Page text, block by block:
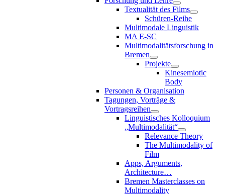
Textualität des Films
Schüren-Reihe
Multimodale Linguistik
MA E-SC
Multimodalitätsforschung in
Bremen
Projekte
Kinesemiotic
Body
Personen & Organisation
Tagungen, Vorträge &
Vortragsreihen
Linguistisches Kolloquium
„Multimodalität“
Relevance Theory
The Multimodality of
Film
Apps, Arguments,
Architecture…
Bremen Masterclasses on
Multimodality